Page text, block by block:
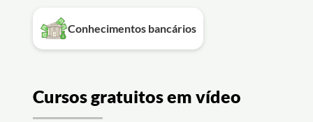
Conhecimentos bancários
Cursos gratuitos em vídeo